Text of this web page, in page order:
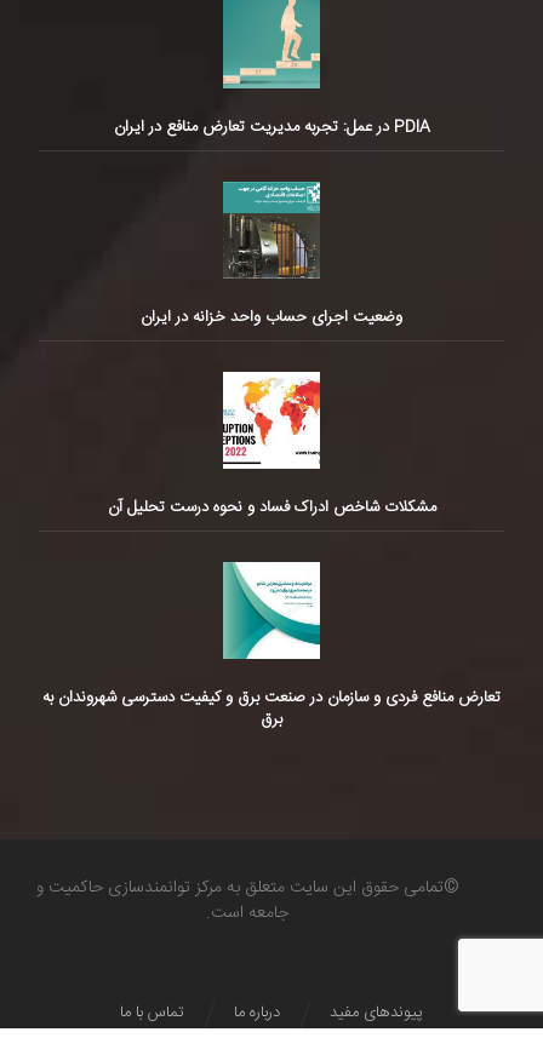
PDIA در عمل: تجربه مدیریت تعارض منافع در ایران
وضعیت اجرای حساب واحد خزانه در ایران
مشکلات شاخص ادراک فساد و نحوه درست تحلیل آن
تعارض منافع فردی و سازمان در صنعت برق و کیفیت دسترسی شهروندان به
برق
©تمامی حقوق این سایت متعلق به مرکز توانمندسازی حاکمیت و
جامعه است.
تماس با ما درباره ما پیوندهای مفید